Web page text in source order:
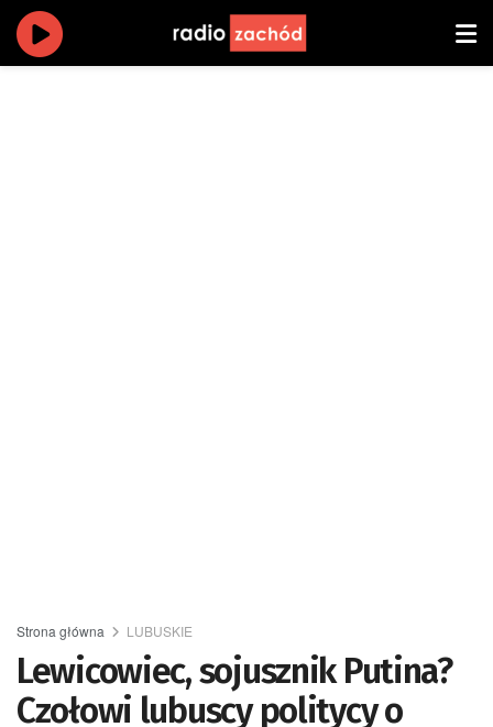
Strona główna LUBUSKIE
Lewicowiec, sojusznik Putina?
Czołowi lubuscy politycy o